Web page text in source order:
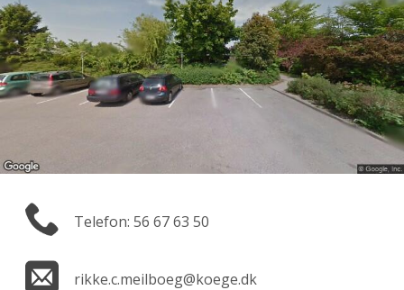
Telefon: 56 67 63 50
rikke.c.meilboeg@koege.dk